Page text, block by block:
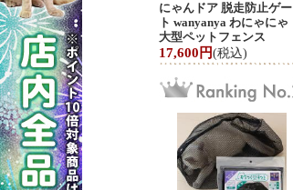
にゃんドア 脱走防止ゲー
ト wanyanya わにゃにゃ
大型ペットフェンス
17,600円(税込)